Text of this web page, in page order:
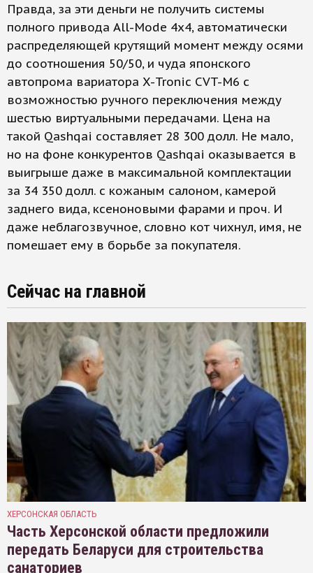
Правда, за эти деньги не получить системы
полного привода All-Mode 4x4, автоматически
распределяющей крутящий момент между осями
до соотношения 50/50, и чуда японского
автопрома вариатора X-Tronic CVT-M6 с
возможностью ручного переключения между
шестью виртуальными передачами. Цена на
такой Qashqai составляет 28 300 долл. Не мало,
но на фоне конкурентов Qashqai оказывается в
выигрыше даже в максимальной комплектации
за 34 350 долл. с кожаным салоном, камерой
заднего вида, ксеноновыми фарами и проч. И
даже неблагозвучное, словно кот чихнул, имя, не
помешает ему в борьбе за покупателя.
Сейчас на главной
ХЕРСОНСКАЯ ОБЛАСТЬ
Часть Херсонской области предложили
передать Беларуси для строительства
санаториев